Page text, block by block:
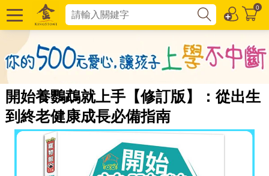
0
開始養鸚鵡就上手【修訂版】：從出生
到終老健康成長必備指南